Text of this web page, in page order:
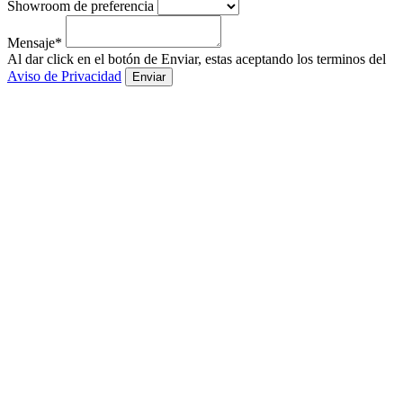
Showroom de preferencia
Mensaje*
Al dar click en el botón de Enviar, estas aceptando los terminos del
Aviso de Privacidad